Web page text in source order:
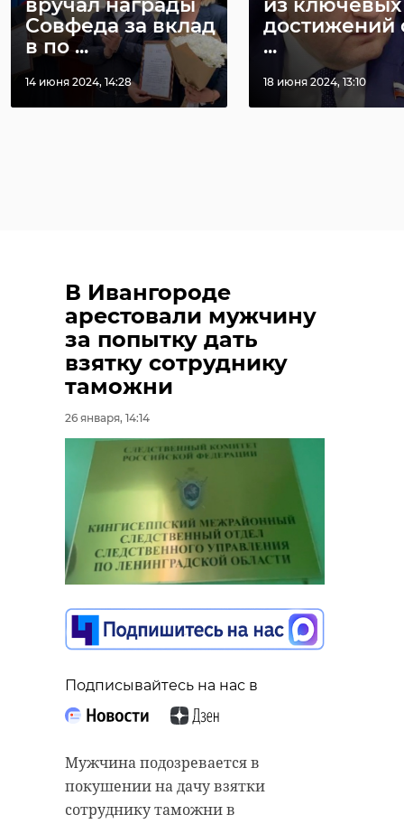
вручал награды
Совфеда за вклад
в по ...
14 июня 2024, 14:28
из ключевых
достижений
...
18 июня 2024, 13:10
В Ивангороде
арестовали мужчину
за попытку дать
взятку сотруднику
таможни
26 января, 14:14
Подписывайтесь на нас в
Мужчина подозревается в
покушении на дачу взятки
сотруднику таможни в